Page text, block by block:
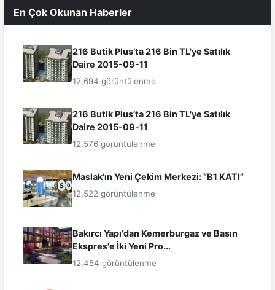
En Çok Okunan Haberler
216 Butik Plus’ta 216 Bin TL'ye Satılık
Daire 2015-09-11
12,694 görüntülenme
216 Butik Plus’ta 216 Bin TL'ye Satılık
Daire 2015-09-11
12,576 görüntülenme
Maslak’ın Yeni Çekim Merkezi: “B1 KATI”
12,522 görüntülenme
Bakırcı Yapı'dan Kemerburgaz ve Basın
Ekspres'e İki Yeni Pro...
12,454 görüntülenme